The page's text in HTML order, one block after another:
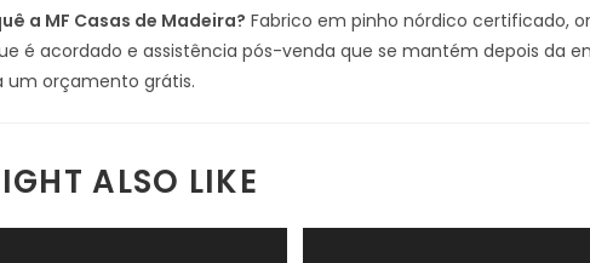
a MF Casas de Madeira? Fabrico em pinho nórdico certificado,
é acordado e assistência pós-venda que se mantém depois da
um orçamento grátis.
ALSO LIKE